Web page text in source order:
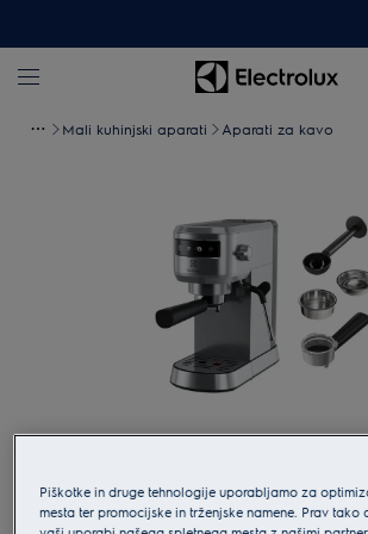
Mali kuhinjski aparati Aparati za kavo
Piškotke in druge tehnologije uporabljamo za
mesta ter promocijske in trženjske namene. Prav